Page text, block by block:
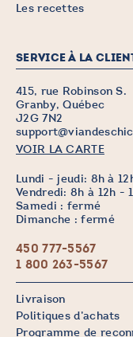
Les recettes
SERVICE À LA
415, rue Robinson S.
Granby, Québec
J2G 7N2
VOIR LA CARTE
Lundi - jeudi: 8h à
Vendredi: 8h à 12h -
Samedi : fermé
Dimanche : fermé
450 777-5567
1 800 263-5567
Livraison
Politiques d’achats
Programme de